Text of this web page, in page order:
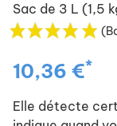
Sac de 3 L (1,5
10,36 €*
Elle détecte